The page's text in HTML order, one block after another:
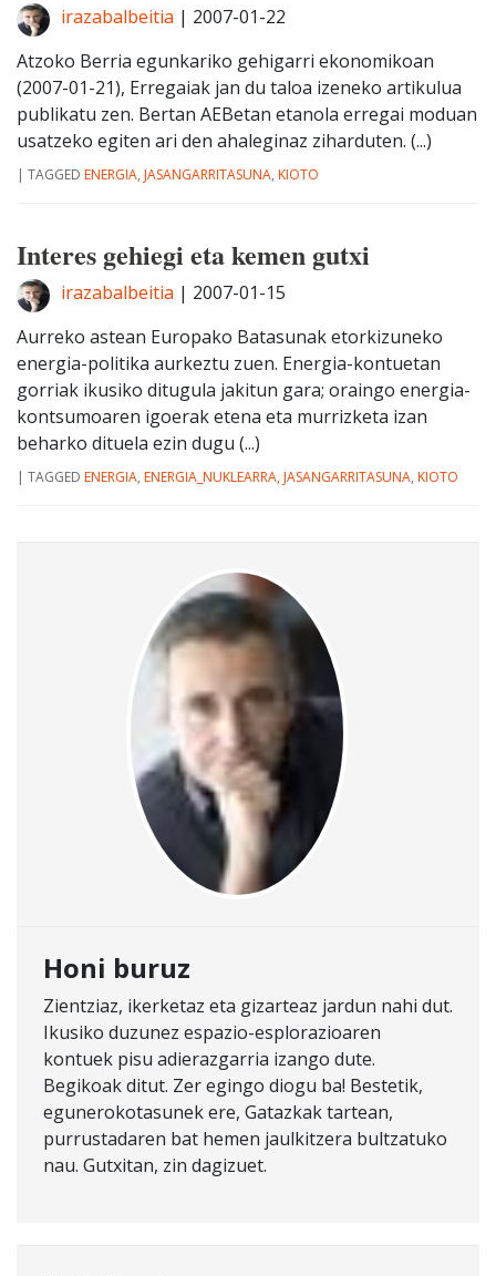
irazabalbeitia | 2007-01-22
Atzoko Berria egunkariko gehigarri ekonomikoan
(2007-01-21), Erregaiak jan du taloa izeneko artikulua
publikatu zen. Bertan AEBetan etanola erregai moduan
usatzeko egiten ari den ahaleginaz ziharduten. (...)
| TAGGED ENERGIA, JASANGARRITASUNA, KIOTO
Interes gehiegi eta kemen gutxi
irazabalbeitia | 2007-01-15
Aurreko astean Europako Batasunak etorkizuneko
energia-politika aurkeztu zuen. Energia-kontuetan
gorriak ikusiko ditugula jakitun gara; oraingo energia-
kontsumoaren igoerak etena eta murrizketa izan
beharko dituela ezin dugu (...)
| TAGGED ENERGIA, ENERGIA_NUKLEARRA, JASANGARRITASUNA, KIOTO
Honi buruz
Zientziaz, ikerketaz eta gizarteaz jardun nahi dut.
Ikusiko duzunez espazio-esplorazioaren
kontuek pisu adierazgarria izango dute.
Begikoak ditut. Zer egingo diogu ba! Bestetik,
egunerokotasunek ere, Gatazkak tartean,
purrustadaren bat hemen jaulkitzera bultzatuko
nau. Gutxitan, zin dagizuet.